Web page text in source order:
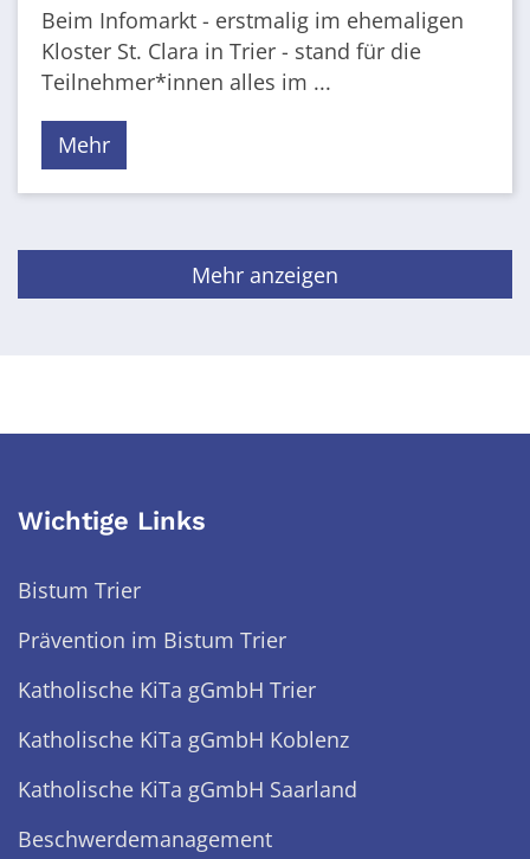
Beim Infomarkt - erstmalig im ehemaligen
Kloster St. Clara in Trier - stand für die
Teilnehmer*innen alles im ...
Mehr
Mehr anzeigen
Wichtige Links
Bistum Trier
Prävention im Bistum Trier
Katholische KiTa gGmbH Trier
Katholische KiTa gGmbH Koblenz
Katholische KiTa gGmbH Saarland
Beschwerdemanagement